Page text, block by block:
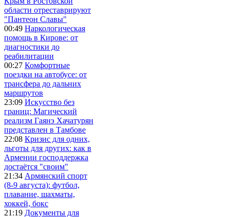
области отреставрируют
"Пантеон Славы"
00:49 Наркологическая
помощь в Кирове: от
диагностики до
реабилитации
00:27 Комфортные
поездки на автобусе: от
трансфера до дальних
маршрутов
23:09 Искусство без
границ: Магический
реализм Гаянэ Хачатурян
представлен в Тамбове
22:08 Кризис для одних,
льготы для других: как в
Армении господдержка
достаётся "своим"
21:34 Армянский спорт
(8-9 августа): футбол,
плавание, шахматы,
хоккей, бокс
21:19 Документы для